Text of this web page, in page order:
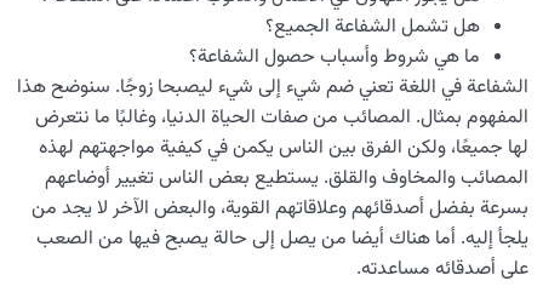
العائلة السماوية للإنسان
هندسة النفس وتهذيب الروح 0/11
نضوج الطفل الغالي للروح
القضاء والقدر والاختيار 0/13
الابتلاء والامتحان في مسيرة الحياة
هل تشمل الشفاعة الجميع؟
ما هي شروط وأسباب حصول الشفاعة؟
الشفاعة في اللغة تعني ضم شيء إلى شيء ليصبحا زوجًا. سنوضح هذا
المفهوم بمثال. المصائب من صفات الحياة الدنيا، وغالبًا ما نتعرض
لها جميعًا، ولكن الفرق بين الناس يكمن في كيفية مواجهتهم لهذه
المصائب والمخاوف والقلق. يستطيع بعض الناس تغيير أوضاعهم
بسرعة بفضل أصدقائهم وعلاقاتهم القوية، والبعض الآخر لا يجد من
يلجأ إليه. أما هناك أيضا من يصل إلى حالة يصبح فيها من الصعب
على أصدقائه مساعدته.